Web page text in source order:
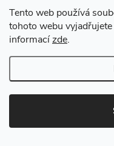
Tento web používá
tohoto webu
informacízde.